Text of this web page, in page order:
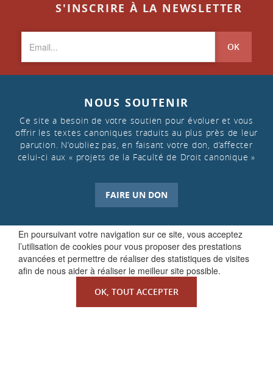
En poursuivant votre navigation sur ce site, vous acceptez
l’utilisation de cookies pour vous proposer des prestations
avancées et permettre de réaliser des statistiques de visites
afin de nous aider à réaliser le meilleur site possible.
OK, TOUT ACCEPTER
S'INSCRIRE À LA NEWSLETTER
OK
NOUS SOUTENIR
Ce site a besoin de votre soutien pour évoluer et vous
offrir les textes canoniques traduits au plus près de leur
parution. N’oubliez pas, en faisant votre don, d’affecter
celui-ci aux « projets de la Faculté de Droit canonique »
FAIRE UN DON